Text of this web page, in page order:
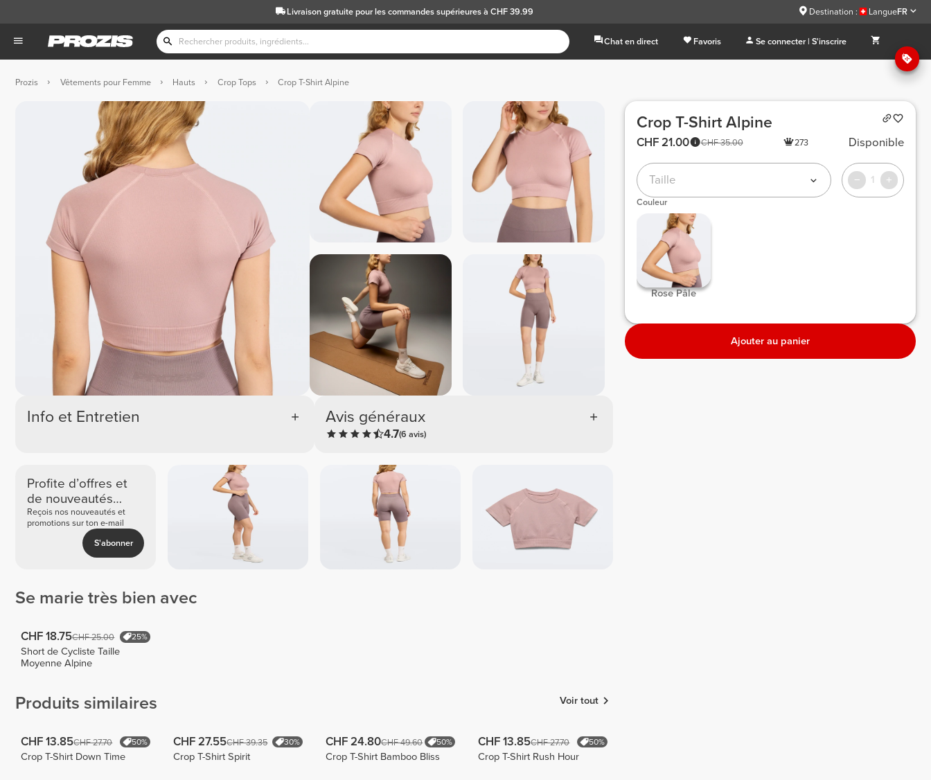
Livraison gratuitepour les commandes supérieures à CHF 39.99 Destination : LangueFR
Chat en direct Favoris Se connecter | S'inscrire
Prozis Vêtements pour Femme Hauts Crop Tops Crop T-Shirt Alpine
Info et Entretien Avis généraux
4.7(6 avis)
Profite d’offres et
de nouveautés
exclusives
Reçois nos nouveautés et
promotions sur ton e-mail
S'abonner
Se marie très bien avec
CHF 18.75CHF 25.00 25%
Short de Cycliste Taille
Moyenne Alpine
Produits similaires Voir tout
CHF 13.85CHF 27.70 50%
Crop T-Shirt Down Time
CHF 27.55CHF 39.35 30%
Crop T-Shirt Spirit
CHF 24.80CHF 49.60 50%
Crop T-Shirt Bamboo Bliss
CHF 13.85CHF 27.70 50%
Crop T-Shirt Rush Hour
Crop T-Shirt Alpine
CHF 35.00
CHF 21.00 273 Disponible
Taille 1
Couleur
Rose Pâle
Ajouter au panier